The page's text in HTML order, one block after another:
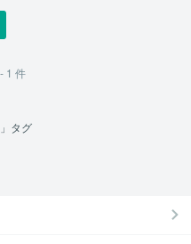
1 件
タグ